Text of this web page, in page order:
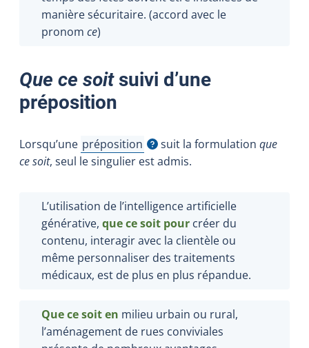
manière sécuritaire. (accord avec le
pronom ce)
Que ce soitsuivi d’une
préposition
Lorsqu’une préposition
Afficher l'infobullesuit la formulation que
ce soit, seul le singulier est admis.
L’utilisation de l’intelligence artificielle
générative, que ce soit pour créer du
contenu, interagir avec la clientèle ou
même personnaliser des traitements
médicaux, est de plus en plus répandue.
Que ce soit en milieu urbain ou rural,
l’aménagement de rues conviviales